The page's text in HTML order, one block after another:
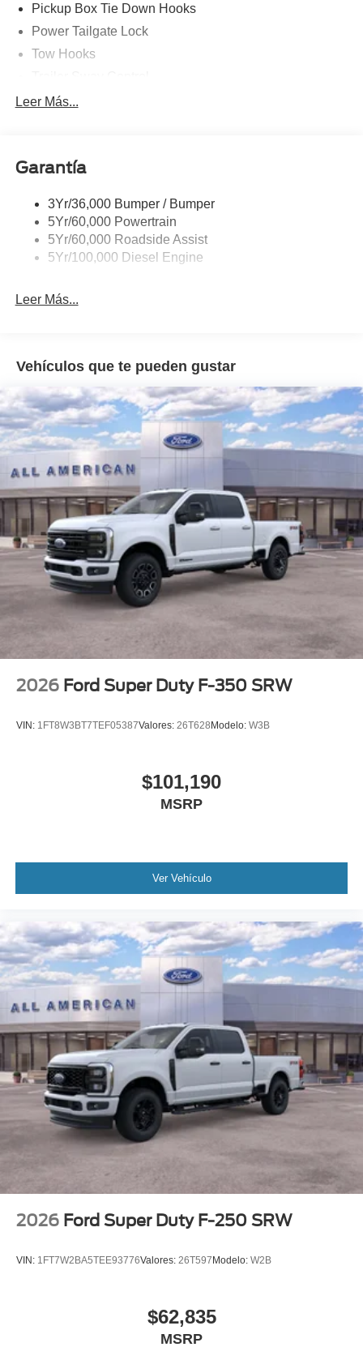
Pickup Box Tie Down Hooks
Power Tailgate Lock
Tow Hooks
Trailer Tow Mirrors
Leer Más...
Garantía
3Yr/36,000 Bumper / Bumper
5Yr/60,000 Powertrain
5Yr/60,000 Roadside Assist
5Yr/100,000 Diesel Engine
Leer Más...
Vehículos que te pueden gustar
2026 Ford Super Duty F-350 SRW
VIN: 1FT8W3BT7TEF05387Valores: 26T628 Modelo: W3B
$101,190
MSRP
Ver Vehículo
2026 Ford Super Duty F-250 SRW
VIN: 1FT7W2BA5TEE93776Valores: 26T597 Modelo: W2B
$62,835
MSRP